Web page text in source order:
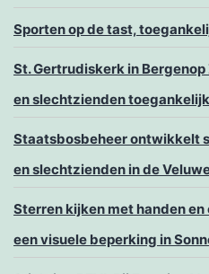
Sporten op de tast,
St. Gertrudiskerk in
en slechtzienden toegankelijk
Staatsbosbeheer ontwikkelt
en slechtzienden in de
Sterren kijken met handen
een visuele beperking in